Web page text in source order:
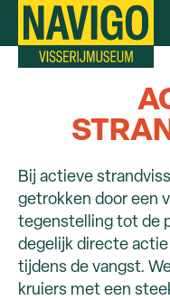
Overslaan
Bij actieve
getrokken door een
tegenstelling tot de
degelijk directe
tijdens de vangst.
kruiers met een